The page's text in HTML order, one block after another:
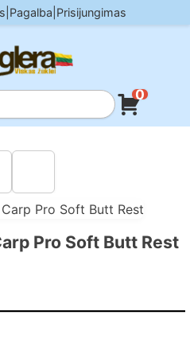
Pagalba Prisijungimas
0
Pro Soft Butt Rest